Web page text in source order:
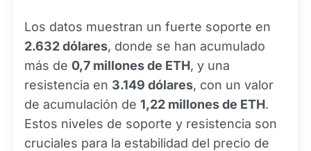
Los datos muestran un fuerte soporte en
2.632 dólares, donde se han acumulado
más de 0,7 millones de ETH, y una
resistencia en 3.149 dólares, con un valor
de acumulación de 1,22 millones de ETH.
Estos niveles de soporte y resistencia son
cruciales para la estabilidad del precio de